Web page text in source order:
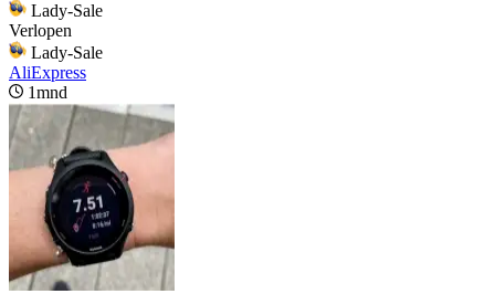
Lady-Sale
Verlopen
Lady-Sale
AliExpress
1mnd